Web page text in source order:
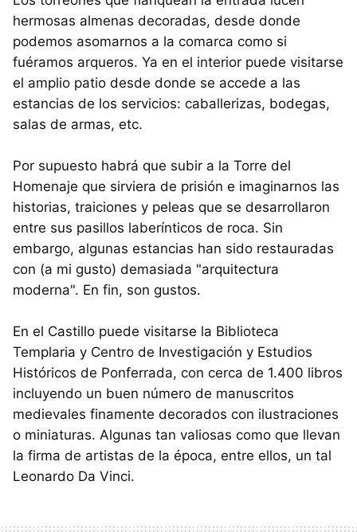
hermosas almenas decoradas, desde donde
podemos asomarnos a la comarca como si
fuéramos arqueros. Ya en el interior puede visitarse
el amplio patio desde donde se accede a las
estancias de los servicios: caballerizas, bodegas,
salas de armas, etc.
Por supuesto habrá que subir a la Torre del
Homenaje que sirviera de prisión e imaginarnos las
historias, traiciones y peleas que se desarrollaron
entre sus pasillos laberínticos de roca. Sin
embargo, algunas estancias han sido restauradas
con (a mi gusto) demasiada "arquitectura
moderna". En fin, son gustos.
En el Castillo puede visitarse la Biblioteca
Templaria y Centro de Investigación y Estudios
Históricos de Ponferrada, con cerca de 1.400 libros
incluyendo un buen número de manuscritos
medievales finamente decorados con ilustraciones
o miniaturas. Algunas tan valiosas como que llevan
la firma de artistas de la época, entre ellos, un tal
Leonardo Da Vinci.